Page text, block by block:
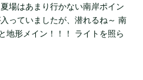
場はあまり行かない南岸ポイン
っていましたが、潜れるね～ 南
地形メイン！！！ ライトを照ら